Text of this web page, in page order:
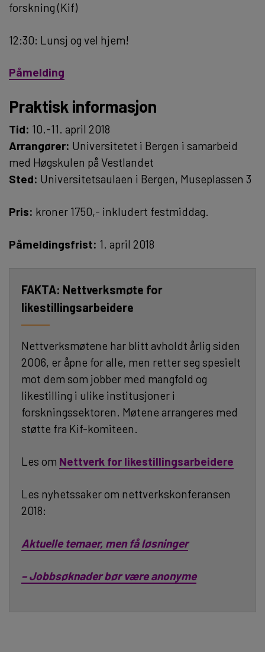
forskning (Kif)
12:30: Lunsj og vel hjem!
Påmelding
Praktisk informasjon
Tid: 10.-11. april 2018
Arrangører: Universitetet i Bergen i samarbeid
med Høgskulen på Vestlandet
Sted: Universitetsaulaen i Bergen, Museplassen 3
Pris: kroner 1750,- inkludert festmiddag.
Påmeldingsfrist: 1. april 2018
Nettverksmøte for
likestillingsarbeidere
Nettverksmøtene har blitt avholdt årlig siden
2006, er åpne for alle, men retter seg spesielt
mot dem som jobber med mangfold og
likestilling i ulike institusjoner i
forskningssektoren. Møtene arrangeres med
støtte fra Kif-komiteen.
Les om Nettverk for likestillingsarbeidere
Les nyhetssaker om nettverkskonferansen
2018:
Aktuelle temaer, men få løsninger
– Jobbsøknader bør være anonyme